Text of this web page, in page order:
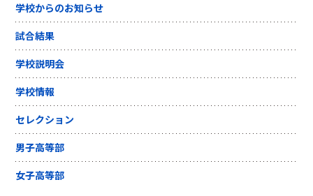
学校からのお知らせ
試合結果
学校説明会
学校情報
セレクション
男子高等部
女子高等部